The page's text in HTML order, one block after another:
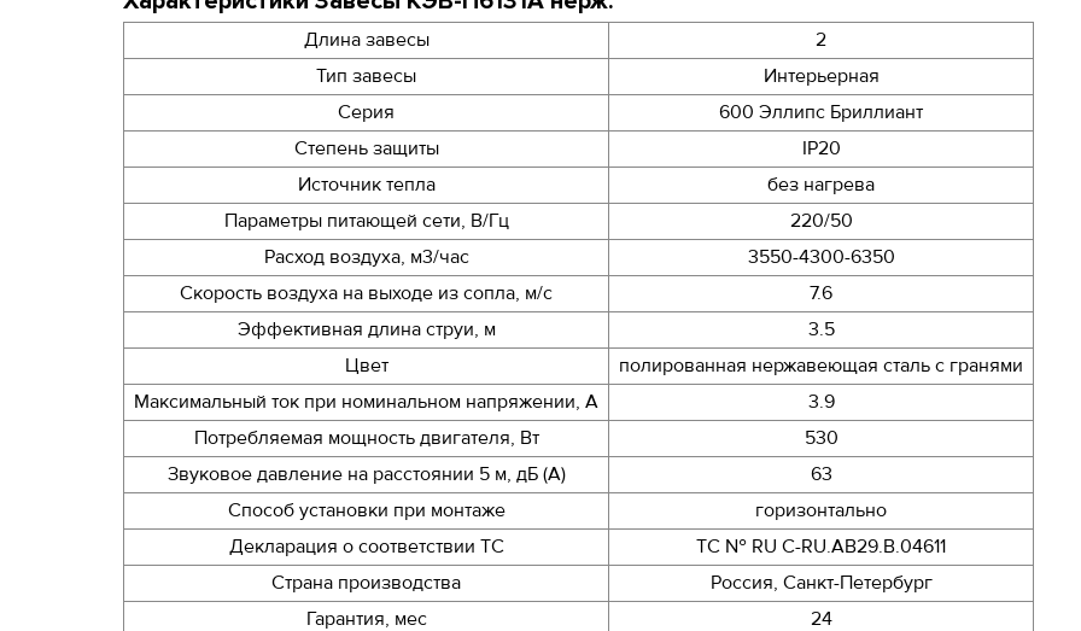
Длина завесы
2
Тип завесы
Интерьерная
Серия
600 Эллипс Бриллиант
Степень защиты
IP20
Источник тепла
без нагрева
Параметры питающей сети, В/Гц
220/50
Расход воздуха, м3/час
3550-4300-6350
Скорость воздуха на выходе из сопла, м/с
7.6
Эффективная длина струи, м
3.5
Цвет
полированная нержавеющая сталь с гранями
Максимальный ток при номинальном напряжении, A
3.9
Потребляемая мощность двигателя, Вт
530
Звуковое давление на расстоянии 5 м, дБ (A)
63
Способ установки при монтаже
горизонтально
Декларация о соответствии ТС
ТС № RU С-RU.АB29.B.04611
Страна производства
Россия, Санкт-Петербург
Гарантия, мес
24